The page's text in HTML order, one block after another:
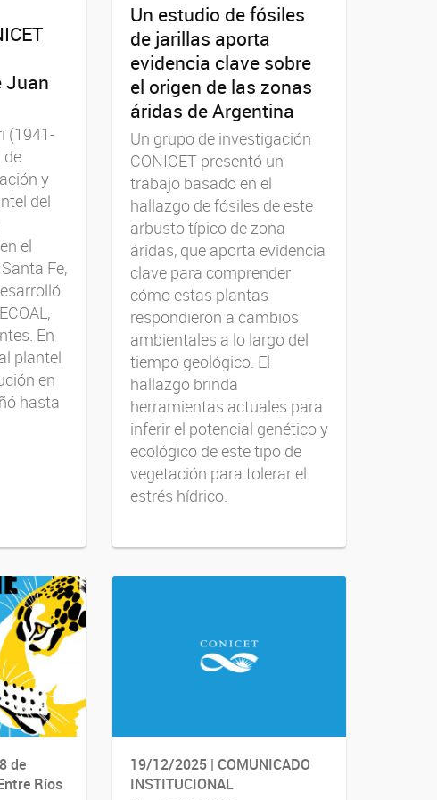
Juan
(1941-
de
y
del
el
Fe,
En
plantel
en
hasta
Un estudio de fósiles
de jarillas aporta
evidencia clave sobre
el origen de las zonas
áridas de Argentina
Un grupo de investigación
CONICET presentó un
trabajo basado en el
hallazgo de fósiles de este
arbusto típico de zona
áridas, que aporta evidencia
clave para comprender
cómo estas plantas
respondieron a cambios
ambientales a lo largo del
tiempo geológico. El
hallazgo brinda
herramientas actuales para
inferir el potencial genético y
ecológico de este tipo de
vegetación para tolerar el
estrés hídrico.
de
Ríos
19/12/2025 | COMUNICADO
INSTITUCIONAL